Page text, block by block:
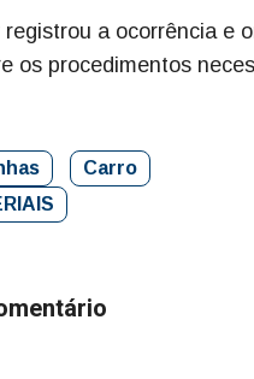
a ocorrência e
os procedimentos
Carro